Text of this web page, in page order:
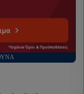
*Ισχύουν Όροι & Προϋποθέσεις